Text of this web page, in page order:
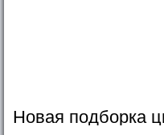
Новая подборка